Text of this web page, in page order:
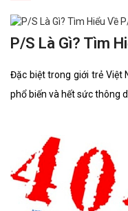
P/S Là Gì? Tìm
Đặc biệt trong giới trẻ Việt
phổ biến và hết sức thông